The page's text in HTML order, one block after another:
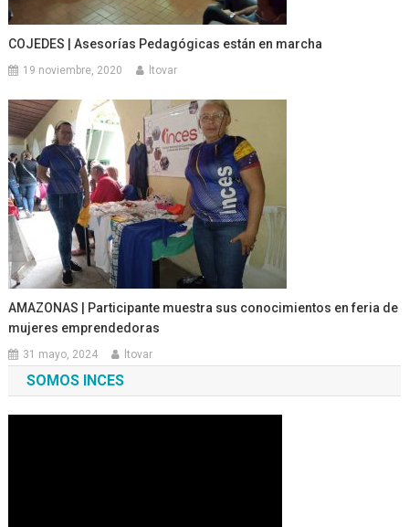
COJEDES | Asesorías Pedagógicas están en marcha
19 noviembre, 2020 ltovar
AMAZONAS | Participante muestra sus conocimientos en feria de
mujeres emprendedoras
31 mayo, 2024 ltovar
SOMOS INCES